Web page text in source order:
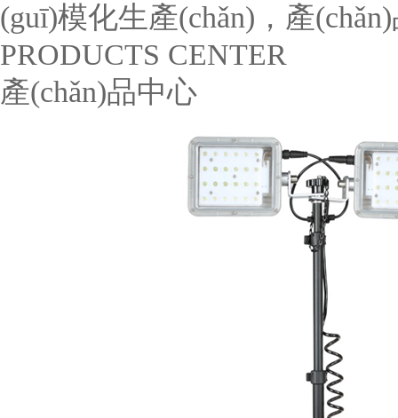
(guī)模化生產(chǎn)，產
PRODUCTS CENTER
產(chǎn)品中心